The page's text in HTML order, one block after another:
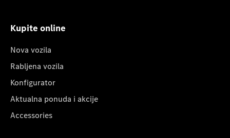
Kupite online
Nova vozila
Rabljena vozila
Konfigurator
Aktualna ponuda i akcije
Accessories